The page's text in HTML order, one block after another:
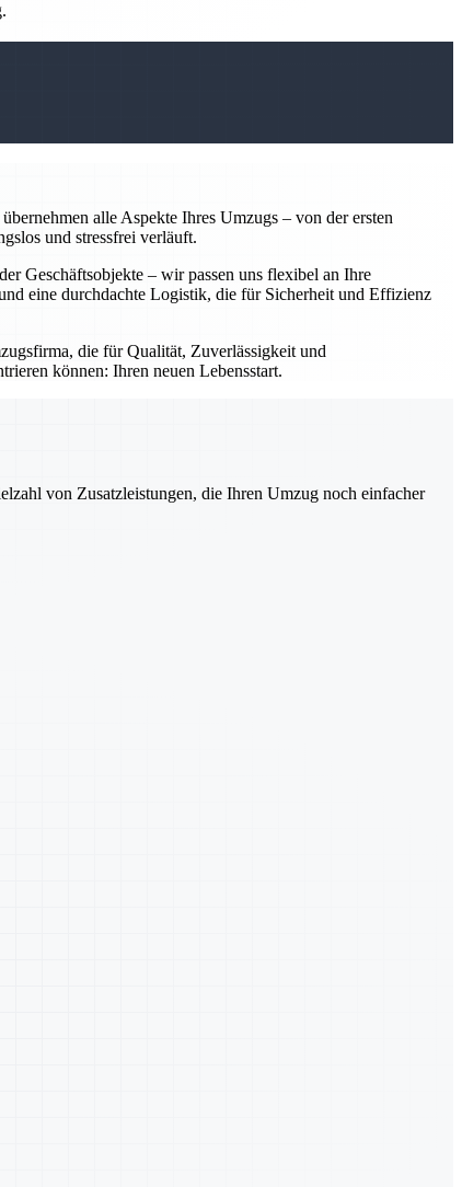
alle Aspekte Ihres Umzugs – von der ersten
und stressfrei verläuft.
Geschäftsobjekte – wir passen uns flexibel an Ihre
eine durchdachte Logistik, die für Sicherheit und Effizienz
die für Qualität, Zuverlässigkeit und
können: Ihren neuen Lebensstart.
von Zusatzleistungen, die Ihren Umzug noch einfacher